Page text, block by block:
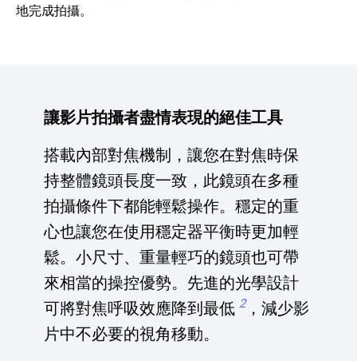
地完成拍攝。
讓影片拍攝者盡情表現的絕佳工具
搭載內部對焦機制，讓您在對焦時保
持整體鏡頭長度一致，此鏡頭在多種
拍攝條件下都能輕鬆操作。穩定的重
心也讓您在使用穩定器平衡時更加輕
鬆。小尺寸、重量輕巧的鏡頭也可帶
來相當的操控優勢。先進的光學設計
可將對焦呼吸效應降到最低 2，減少影
片中不必要的視角移動。